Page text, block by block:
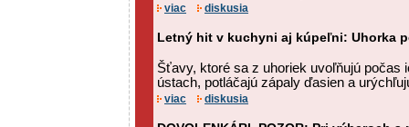
viac diskusia
Letný hit v kuchyni aj kúpeľni: Uhorka
Šťavy, ktoré sa z uhoriek uvoľňujú počas
ústach, potláčajú zápaly ďasien a
viac diskusia